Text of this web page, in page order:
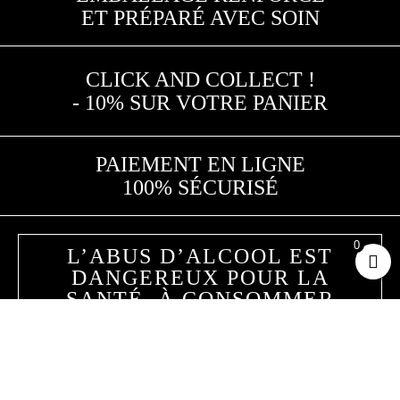
ET PRÉPARÉ AVEC SOIN
CLICK AND COLLECT !
- 10% SUR VOTRE PANIER
PAIEMENT EN LIGNE
100% SÉCURISÉ
L’ABUS D’ALCOOL EST
DANGEREUX POUR LA
SANTÉ. À CONSOMMER
0